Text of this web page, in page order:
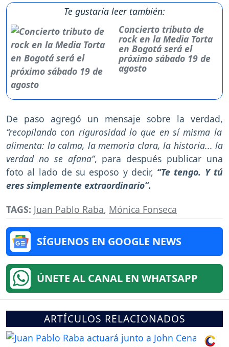
Te gustaría leer también:
Concierto tributo de
rock en la Media Torta
en Bogotá será el
próximo sábado 19 de
agosto
De paso agregó un mensaje sobre la verdad,
“recopilando con rigurosidad lo que en sí misma la
alimenta: la calma, la memoria clara, la historia... la
verdad no se afana”, para después publicar una
foto al lado de su esposo y decir, “Te tengo. Y tú
eres simplemente extraordinario”.
TAGS: Juan Pablo Raba, Mónica Fonseca
SÍGUENOS EN GOOGLE NEWS
ÚNETE AL CANAL EN WHATSAPP
ARTÍCULOS RELACIONADOS